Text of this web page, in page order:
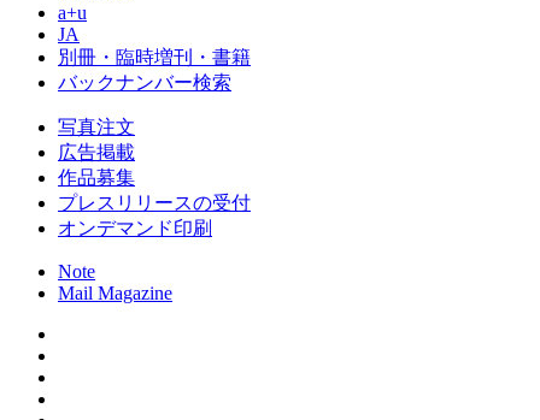
a+u
JA
別冊・臨時増刊・書籍
バックナンバー検索
写真注文
広告掲載
作品募集
プレスリリースの受付
オンデマンド印刷
Note
Mail Magazine